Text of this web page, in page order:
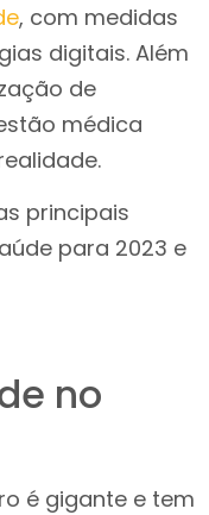
, com medidas
digitais. Além
de
médica
principais
para 2023 e
no
é gigante e tem